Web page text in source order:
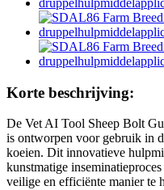
Korte beschrijving:
De Vet AI Tool Sheep Bolt
is ontworpen voor gebruik in
koeien. Dit innovatieve
kunstmatige
veilige en efficiënte manier te